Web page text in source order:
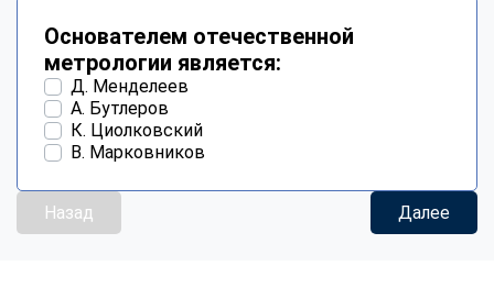
Основателем отечественной
метрологии является:
Д. Менделеев
А. Бутлеров
К. Циолковский
В. Марковников
Назад Далее